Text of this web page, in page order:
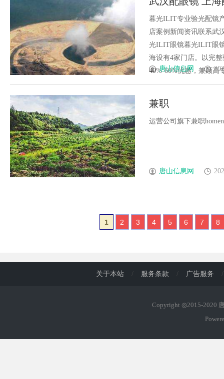
暮光ILIT专业验光配镜
店案例新闻资讯联系武
光ILIT眼镜暮光ILIT眼
海设有4家门店。以完
40%-60%优惠，兼顾高
唐山信息网
兼职
运营公司旗下兼职
唐山信息网
1 2 3 4 5 6 7 8
关于本站 / 服务条款 / 广告服务 /
Copyright ◎2015-2020